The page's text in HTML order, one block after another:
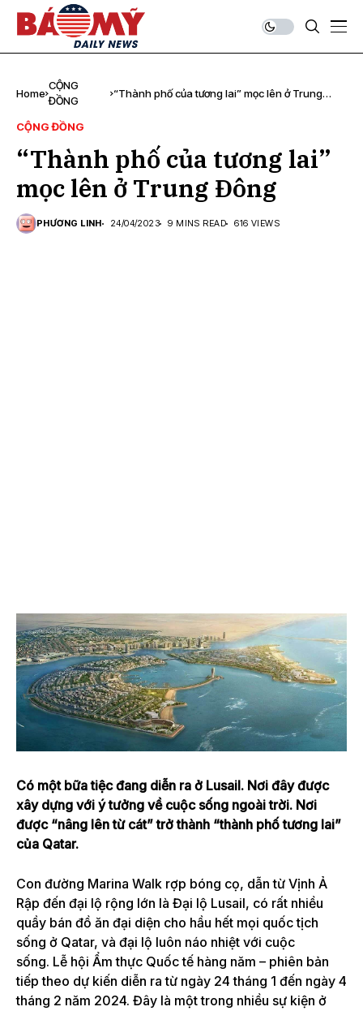
Home
CỘNG
ĐỒNG
“Thành phố của tương lai” mọc lên ở Trung
CỘNG ĐỒNG
“Thành phố của tương lai”
mọc lên ở Trung Đông
PHƯƠNG LINH 24/04/2023 9 MINS READ 616 VIEWS
Có một bữa tiệc đang diễn ra ở Lusail. Nơi đây được
xây dựng với ý tưởng về cuộc sống ngoài trời. Nơi
được “nâng lên từ cát” trở thành “thành phố tương lai”
của Qatar.
Con đường Marina Walk rợp bóng cọ, dẫn từ Vịnh Ả
Rập đến đại lộ rộng lớn là Đại lộ Lusail, có rất nhiều
quầy bán đồ ăn đại diện cho hầu hết mọi quốc tịch
sống ở Qatar, và đại lộ luôn náo nhiệt với cuộc
sống. Lễ hội Ẩm thực Quốc tế hàng năm – phiên bản
tiếp theo dự kiến ​​diễn ra từ ngày 24 tháng 1 đến ngày 4
tháng 2 năm 2024. Đây là một trong nhiều sự kiện ở